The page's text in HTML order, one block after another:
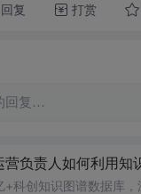
回复 打赏
回复…
营负责人如何利用
科创知识图谱数据库